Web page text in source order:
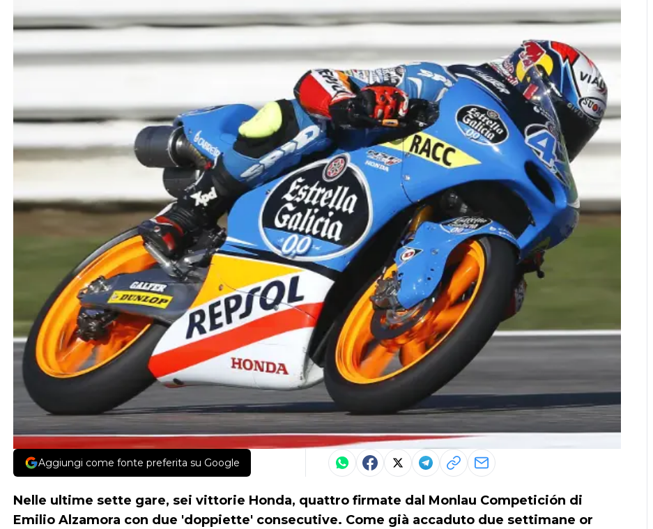
Aggiungi come fonte preferita su Google
Nelle ultime sette gare, sei vittorie Honda, quattro firmate dal Monlau Competición di
Emilio Alzamora con due 'doppiette' consecutive. Come già accaduto due settimane or